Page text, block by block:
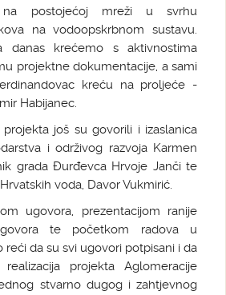
na postojećoj mreži u svrhu
na vodoopskrbnom sustavu.
danas krećemo s aktivnostima
projektne dokumentacije, a sami
kreću na proljeće -
Habijanec.
još su govorili i izaslanica
i održivog razvoja Karmen
grada Đurđevca Hrvoje Janči te
voda, Davor Vukmirić.
ugovora, prezentacijom ranije
te početkom radova u
da su svi ugovori potpisani i da
projekta Aglomeracije
stvarno dugog i zahtjevnog